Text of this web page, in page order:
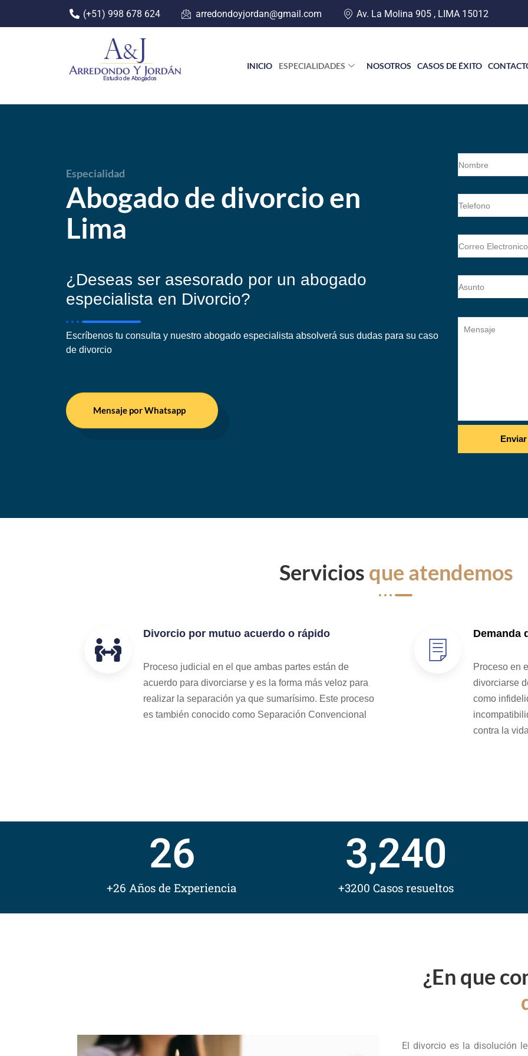
(+51) 998 678 624 arredondoyjordan@gmail.com Av. La Molina 905 , LIMA 15012
INICIO ESPECIALIDADES NOSOTROS CASOS DE ÉXITO
Especialidad
Abogado de divorcio en
Lima
¿Deseas ser asesorado por un abogado
especialista en Divorcio?
Escríbenos tu consulta y nuestro abogado especialista absolverá sus dudas para su caso
de divorcio
Mensaje por Whatsapp
Servicios que atendemos
Divorcio por mutuo acuerdo o rápido
Proceso judicial en el que ambas partes están de
acuerdo para divorciarse y es la forma más veloz para
realizar la separación ya que sumarísimo. Este proceso
es también conocido como Separación Convencional
Demanda
Proceso en
divorciarse
como
contra la
26
+26 Años de Experiencia
3,240
+3200 Casos resueltos
¿En que
El divorcio es la disolución